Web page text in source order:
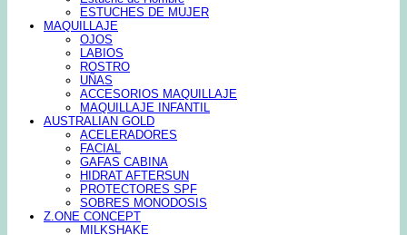
ESTUCHES DE MUJER
MAQUILLAJE
OJOS
LABIOS
ROSTRO
UÑAS
ACCESORIOS MAQUILLAJE
MAQUILLAJE INFANTIL
AUSTRALIAN GOLD
ACELERADORES
FACIAL
GAFAS CABINA
HIDRAT AFTERSUN
PROTECTORES SPF
SOBRES MONODOSIS
Z.ONE CONCEPT
MILKSHAKE